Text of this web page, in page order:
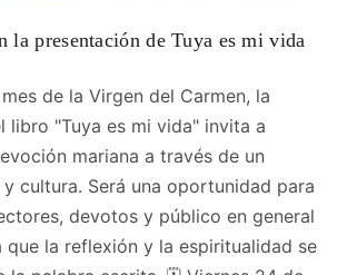
la presentación de Tuya es mi vida
de la Virgen del Carmen, la
libro "Tuya es mi vida" invita a
mariana a través de un
cultura. Será una oportunidad para
devotos y público en general
que la reflexión y la espiritualidad se